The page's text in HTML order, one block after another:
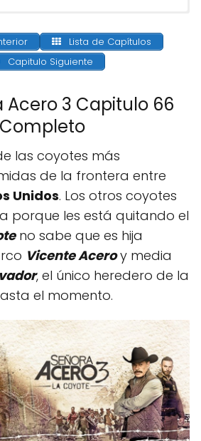
Lista de Capítulos
Capitulo Siguiente
Acero 3 Capitulo 66
Completo
las coyotes más
de la frontera entre
Unidos. Los otros coyotes
porque les está quitando el
no sabe que es hija
Vicente Aceroy media
, el único heredero de la
el momento.